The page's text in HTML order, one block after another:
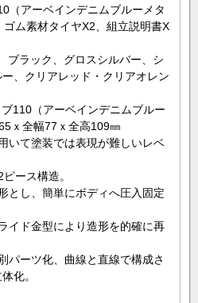
（アーベインデニムブルーメタ
ム素材タイヤX2、組立説明書X
ブラック、グロスシルバー、シ
、クリアレッド・クリアオレン
110（アーベインデニムブルー
ｘ全幅77ｘ全高109㎜
いて塗装では表現が難しいレベ
ース構造。
とし、簡単にボディへ圧入固定
イド金型により造形を的確に再
パーツ化、曲線と直線で構成さ
化。